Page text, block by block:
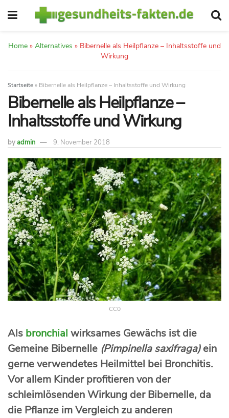
Home » Alternatives » Bibernelle als Heilpflanze – Inhaltsstoffe und
Wirkung
Startseite » Bibernelle als Heilpflanze – Inhaltsstoffe und Wirkung
Bibernelle als Heilpflanze –
Inhaltsstoffe und Wirkung
byadmin 9. November 2018
CC0
Als bronchial wirksames Gewächs ist die
Gemeine Bibernelle (Pimpinella saxifraga)ein
gerne verwendetes Heilmittel bei Bronchitis.
Vor allem Kinder profitieren von der
schleimlösenden Wirkung der Bibernelle, da
die Pflanze im Vergleich zu anderen